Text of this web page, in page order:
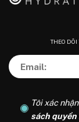
THEO DÕI
Tôi xác
sách